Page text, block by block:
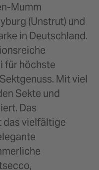
Mumm
(Unstrut) und
in Deutschland.
für höchste
Mit viel
Sekte und
Das
vielfältige